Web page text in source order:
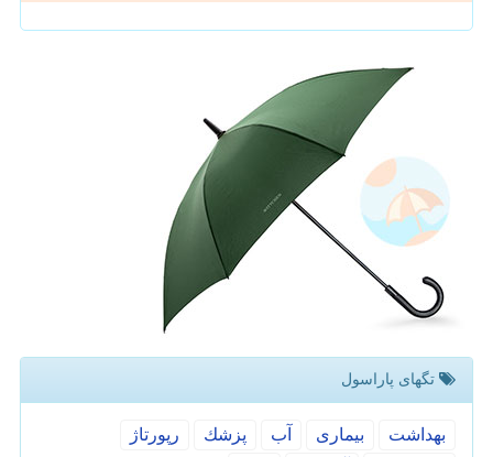
تگهای پاراسول
بهداشت بیماری آب پزشك
رپورتاژ